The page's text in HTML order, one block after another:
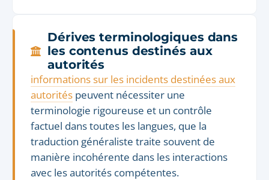
Dérives terminologiques dans
les contenus destinés aux
autorités
informations sur les incidents destinées aux
autorités peuvent nécessiter une
terminologie rigoureuse et un contrôle
factuel dans toutes les langues, que la
traduction généraliste traite souvent de
manière incohérente dans les interactions
avec les autorités compétentes.